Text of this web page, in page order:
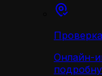
Онлайн-